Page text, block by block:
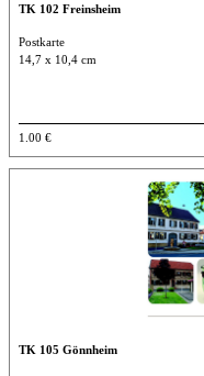
TK 102 Freinsheim
Postkarte
14,7 x 10,4 cm
1.00 €
TK 105 Gönnheim